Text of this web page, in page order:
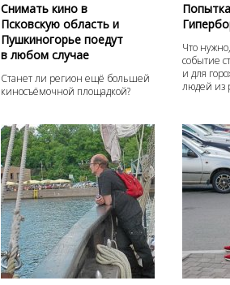
Снимать кино в
Псковскую область и
Пушкиногорье поедут
в любом случае
Станет ли регион ещё большей
киносъёмочной площадкой?
Что
событие
и для
людей из
4296
0